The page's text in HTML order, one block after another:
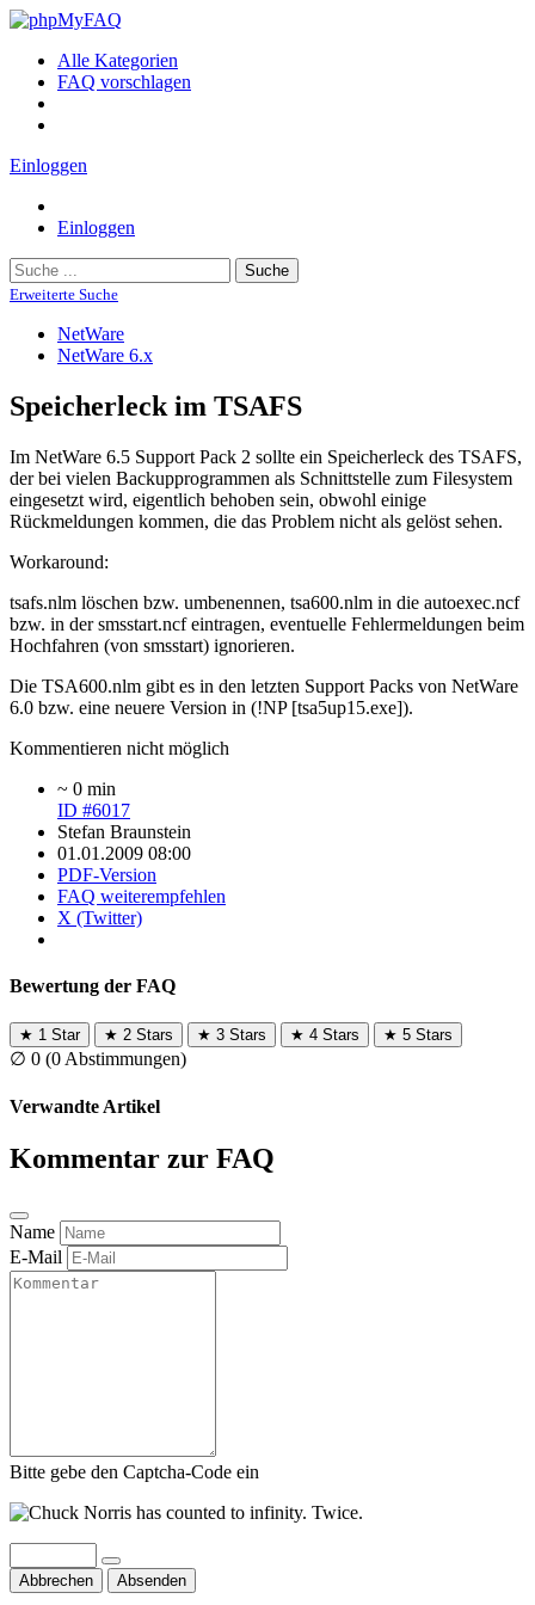
Alle Kategorien
FAQ vorschlagen
Einloggen
Einloggen
Suche
Erweiterte Suche
NetWare
NetWare 6.x
Speicherleck im TSAFS
Im NetWare 6.5 Support Pack 2 sollte ein Speicherleck des TSAFS,
der bei vielen Backupprogrammen als Schnittstelle zum Filesystem
eingesetzt wird, eigentlich behoben sein, obwohl einige
Rückmeldungen kommen, die das Problem nicht als gelöst sehen.
Workaround:
tsafs.nlm löschen bzw. umbenennen, tsa600.nlm in die autoexec.ncf
bzw. in der smsstart.ncf eintragen, eventuelle Fehlermeldungen beim
Hochfahren (von smsstart) ignorieren.
Die TSA600.nlm gibt es in den letzten Support Packs von NetWare
6.0 bzw. eine neuere Version in (!NP [tsa5up15.exe]).
Kommentieren nicht möglich
~ 0 min
ID #6017
Stefan Braunstein
01.01.2009 08:00
PDF-Version
FAQ weiterempfehlen
X (Twitter)
Bewertung der FAQ
★ 1 Star ★ 2 Stars ★ 3 Stars ★ 4 Stars ★ 5 Stars
∅ 0 (0 Abstimmungen)
Verwandte Artikel
Kommentar zur FAQ
Name
E-Mail
Bitte gebe den Captcha-Code ein
Abbrechen Absenden